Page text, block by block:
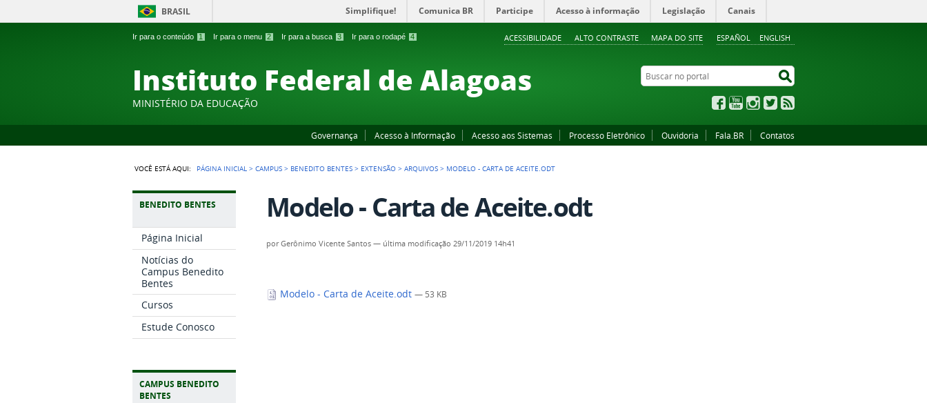
Ir para o conteúdo 1 Ir para o menu 2 Ir para a busca 3 Ir para o rodapé 4 ESPAÑOL ENGLISH
ACESSIBILIDADE ALTO CONTRASTE MAPA DO SITE
BRASIL Simplifique! Comunica BR Participe Acesso à informação Legislação Canais
Instituto Federal de Alagoas
MINISTÉRIO DA EDUCAÇÃO
Buscar no portal
FacebookYouTubeInstagram
Twitter
Governança Acesso à Informação Acesso aos Sistemas Processo Eletrônico Ouvidoria Fala.BR Contatos
VOCÊ ESTÁ AQUI: PÁGINA INICIAL >CAMPUS > BENEDITO BENTES > EXTENSÃO >ARQUIVOS > MODELO - CARTA DE ACEITE.ODT
BENEDITO BENTES
Página Inicial
Notícias do
Campus Benedito
Bentes
Cursos
Estude Conosco
CAMPUS BENEDITO
BENTES
Modelo - Carta de Aceite.odt
porGerônimo Vicente Santos — última modificação 29/11/2019 14h41
Modelo - Carta de Aceite.odt— 53 KB